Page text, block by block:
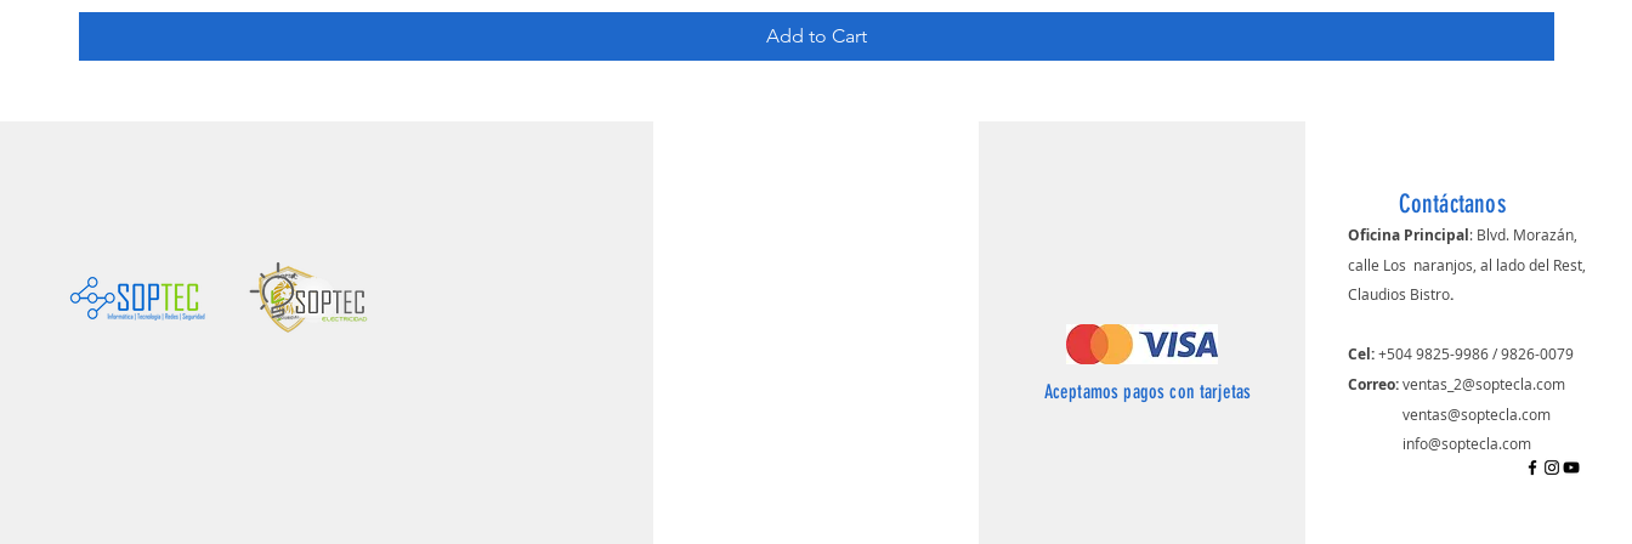
Add to Cart
Aceptamos pagos con tarjetas
Contáctanos
Oficina Principal: Blvd. Morazán,
calle Los naranjos, al lado del Rest,
Claudios Bistro.
Cel:+504 9825-9986 / 9826-0079
Correo: ​ventas_2@soptecla.com
ventas@soptecla.com
info@soptecla.com